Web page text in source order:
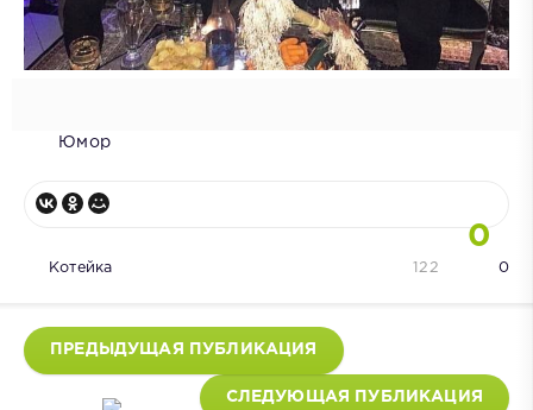
Юмор
0
Котейка 0
122
ПРЕДЫДУЩАЯ ПУБЛИКАЦИЯ
СЛЕДУЮЩАЯ ПУБЛИКАЦИЯ